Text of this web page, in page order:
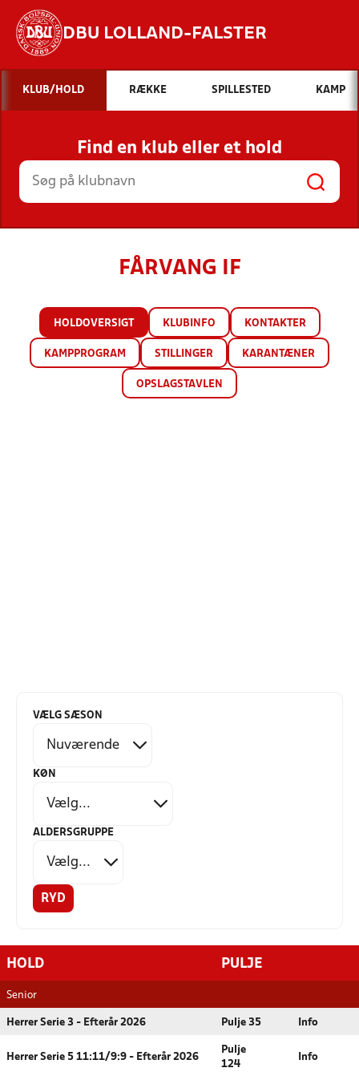
DBU LOLLAND-FALSTER
Hvad vil du søge efter?
INDHOLD OG NYHEDER
STILLINGER, RESULTATER, KLUBBER OG
HOLD
KLUB/HOLD RÆKKE SPILLESTED KAMP
Find en klub eller et hold
FÅRVANG IF
HOLDOVERSIGT KLUBINFO KONTAKTER
KAMPPROGRAM STILLINGER KARANTÆNER
OPSLAGSTAVLEN
VÆLG SÆSON
KØN
ALDERSGRUPPE
RYD
HOLD PULJE
Senior
Herrer Serie 3 - Efterår 2026 Pulje 35 Info
Herrer Serie 5 11:11/9:9 - Efterår 2026
Pulje
124
Info